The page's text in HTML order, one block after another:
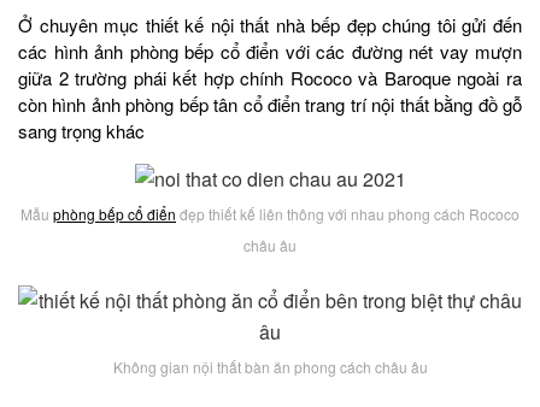
Ở chuyên mục thiết kế nội thất nhà bếp đẹp chúng tôi gửi đến
các hình ảnh phòng bếp cổ điển với các đường nét vay mượn
giữa 2 trường phái kết hợp chính Rococo và Baroque ngoài ra
còn hình ảnh phòng bếp tân cổ điển trang trí nội thất bằng đồ gỗ
sang trọng khác
Mẫu phòng bếp cổ điển đẹp thiết kế liên thông với nhau phong cách Rococo
châu âu
Không gian nội thất bàn ăn phong cách châu âu